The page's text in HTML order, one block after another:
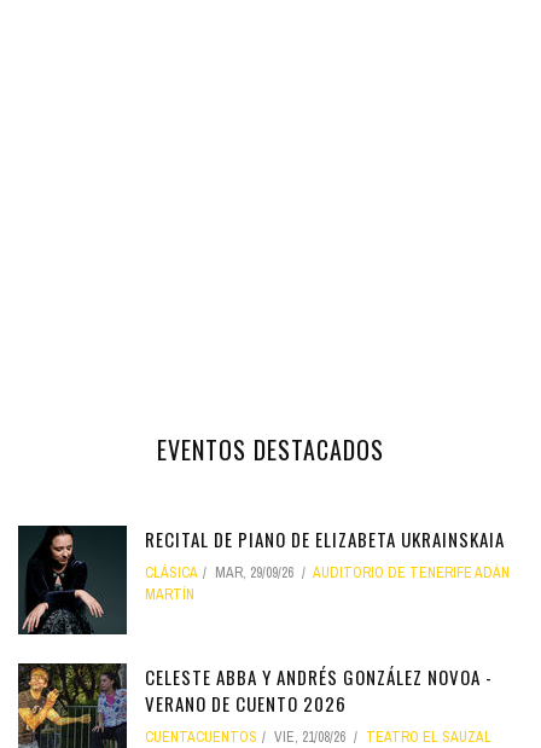
EVENTOS DESTACADOS
RECITAL DE PIANO DE ELIZABETA UKRAINSKAIA
CLÁSICA MAR, 29/09/26
AUDITORIO DE TENERIFE ADÁN
MARTÍN
CELESTE ABBA Y ANDRÉS GONZÁLEZ NOVOA -
VERANO DE CUENTO 2026
CUENTACUENTOS VIE, 21/08/26 TEATRO EL SAUZAL